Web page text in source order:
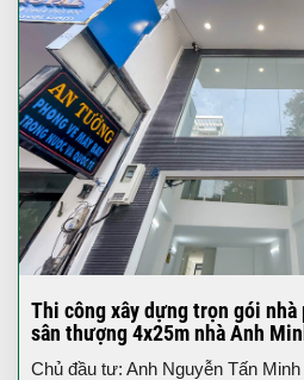
Thi công xây dựng trọn gói
sân thượng 4x25m nhà Anh
Chủ đầu tư: Anh Nguyễn Tấn Minh